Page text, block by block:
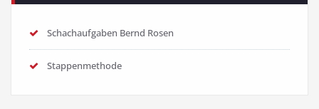
Schachaufgaben Bernd Rosen
Stappenmethode